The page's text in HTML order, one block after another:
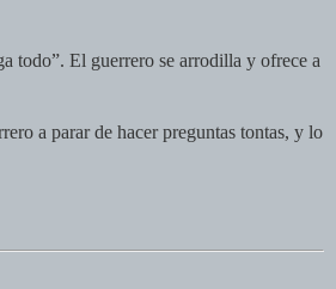
todo”. El guerrero se arrodilla y ofrece a
a parar de hacer preguntas tontas, y lo